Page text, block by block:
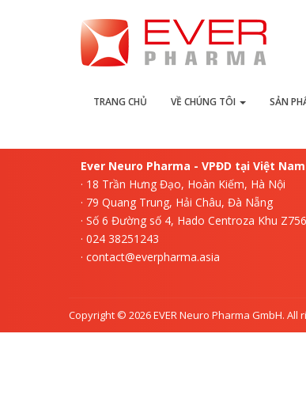
TRANG CHỦ VỀ CHÚNG TÔI SẢN
Ever Neuro Pharma - VPĐD tại Việt Nam
· 18 Trần Hưng Đạo, Hoàn Kiếm, Hà Nội
· 79 Quang Trung, Hải Châu, Đà Nẵng
· Số 6 Đường số 4, Hado Centroza Khu
· 024 38251243
· contact@everpharma.asia
Copyright © 2026 EVER Neuro Pharma GmbH.